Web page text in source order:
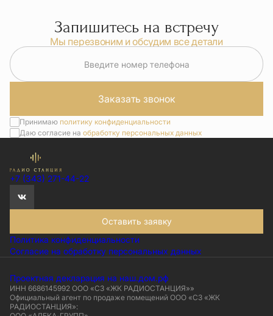
Запишитесь на встречу
Мы перезвоним и обсудим все детали
Введите номер телефона
Заказать звонок
Принимаю политику конфиденциальности
Даю согласие на обработку персональных данных
+7 (343) 271-44-22
Оставить заявку
Политика конфиденциальности
Согласие на обработку персональных данных
Проектная декларация на наш.дом.рф
ИНН 6686145992 ООО «СЗ «ЖК РАДИОСТАНЦИЯ»»
Официальный агент по продаже помещений ООО «СЗ «ЖК
РАДИОСТАНЦИЯ»: